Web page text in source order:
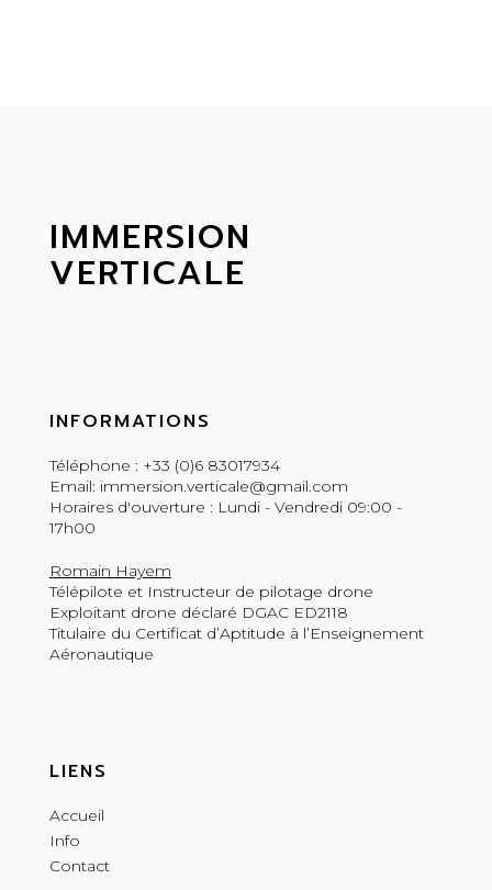
IMMERSION
VERTICALE
INFORMATIONS
Téléphone : +33 (0)6 83017934
Email: immersion.verticale@gmail.com
Horaires d'ouverture : Lundi - Vendredi 09:00 -
17h00
Romain Hayem
Télépilote et Instructeur de pilotage drone
Exploitant drone déclaré DGAC ED2118
Titulaire du Certificat d’Aptitude à l’Enseignement
Aéronautique
LIENS
Accueil
Info
Contact